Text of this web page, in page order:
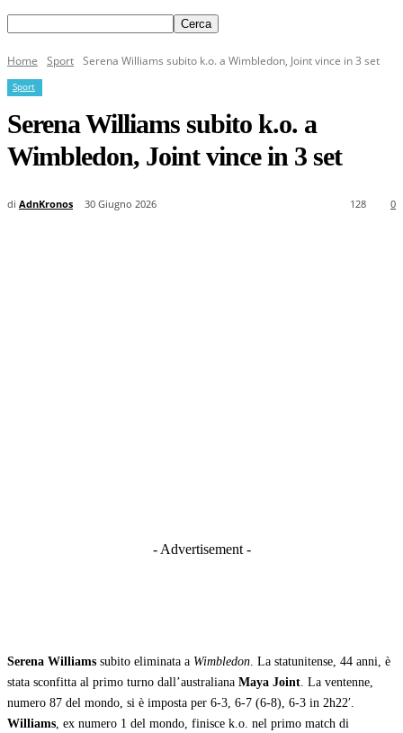
Home Sport Serena Williams subito k.o. a Wimbledon, Joint vince in 3 set
Sport
Serena Williams subito k.o. a
Wimbledon, Joint vince in 3 set
di AdnKronos 30 Giugno 2026 0
128
- Advertisement -
Serena Williams subito eliminata a Wimbledon. La statunitense, 44 anni, è
stata sconfitta al primo turno dall’australiana Maya Joint. La ventenne,
numero 87 del mondo, si è imposta per 6-3, 6-7 (6-8), 6-3 in 2h22′.
Williams, ex numero 1 del mondo, finisce k.o. nel primo match di